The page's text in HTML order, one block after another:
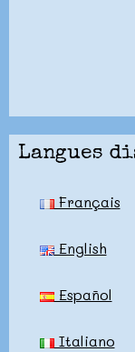
Langues
Français
English
Español
Italiano